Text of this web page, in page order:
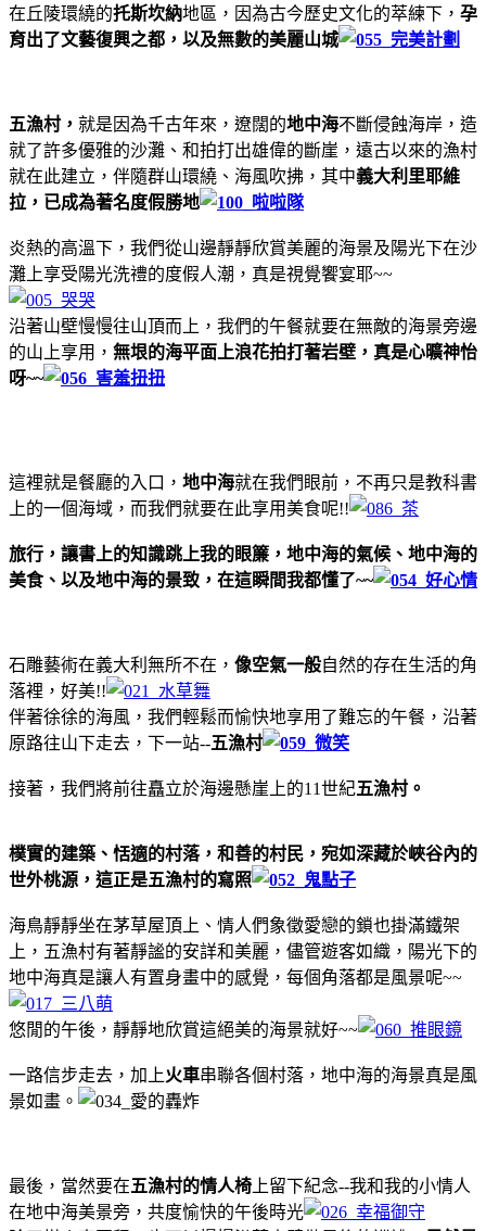
在丘陵環繞的托斯坎納地區，因為古今歷史文化的萃練下， 孕
育出了文藝復興之都，以及無數的美麗山城
五漁村， 就是因為千古年來，遼闊的地中海不斷侵蝕海岸，造
就了許多優雅的沙灘、和拍打出雄偉的斷崖，遠古以來的漁村
就在此建立，伴隨群山環繞、海風吹拂，其中義大利里耶維
拉，已成為著名度假勝地
炎熱的高溫下，我們從山邊靜靜欣賞美麗的海景及陽光下在沙
灘上享受陽光洗禮的度假人潮，真是視覺饗宴耶~~
沿著山壁慢慢往山頂而上，我們的午餐就要在無敵的海景旁邊
的山上享用， 無垠的海平面上浪花拍打著岩壁，真是心曠神怡
呀~~
這裡就是餐廳的入口， 地中海就在我們眼前，不再只是教科書
上的一個海域，而我們就要在此享用美食呢!!
旅行，讓書上的知識跳上我的眼簾，地中海的氣候、地中海的
美食、以及地中海的景致，在這瞬間我都懂了~~
石雕藝術在義大利無所不在， 像空氣一般自然的存在生活的角
落裡，好美!!
伴著徐徐的海風，我們輕鬆而愉快地享用了難忘的午餐，沿著
原路往山下走去，下一站--五漁村
接著，我們將前往矗立於海邊懸崖上的11世紀五漁村。
樸實的建築、恬適的村落，和善的村民，宛如深藏於峽谷內的
世外桃源，這正是五漁村的寫照
海鳥靜靜坐在茅草屋頂上、情人們象徵愛戀的鎖也掛滿鐵架
上，五漁村有著靜謐的安詳和美麗，儘管遊客如織，陽光下的
地中海真是讓人有置身畫中的感覺，每個角落都是風景呢~~
悠閒的午後，靜靜地欣賞這絕美的海景就好~~
一路信步走去，加上火車串聯各個村落，地中海的海景真是風
景如畫。
最後，當然要在五漁村的情人椅 上留下紀念--我和我的小情人
在地中海美景旁，共度愉快的午後時光